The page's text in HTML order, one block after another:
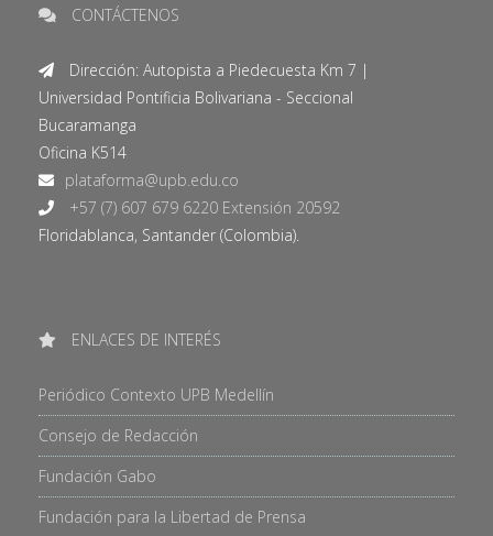
CONTÁCTENOS
Dirección: Autopista a Piedecuesta Km 7 |
Universidad Pontificia Bolivariana - Seccional
Bucaramanga
Oficina K514
+57 (7) 607 679 6220 Extensión 20592
Floridablanca, Santander (Colombia).
ENLACES DE INTERÉS
Periódico Contexto UPB Medellín
Consejo de Redacción
Fundación Gabo
Fundación para la Libertad de Prensa